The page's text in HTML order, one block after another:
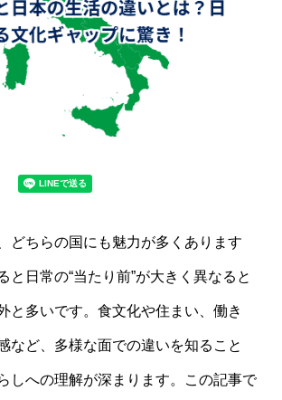
どちらの国にも魅力が多くあります
と日常の“当たり前”が大きく異なると
と多いです。食文化や住まい、働き
など、多様な面での違いを知ること
しへの理解が深まります。この記事で